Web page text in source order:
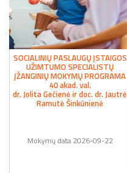
SOCIALINIŲ PASLAUGŲ ĮSTAIGOS
UŽIMTUMO SPECIALISTŲ
ĮŽANGINIŲ MOKYMŲ PROGRAMA
40 akad. val.
dr. Jolita Gečienė ir doc. dr. Jautrė
Ramutė Šinkūnienė
Mokymų data 2026-09-22